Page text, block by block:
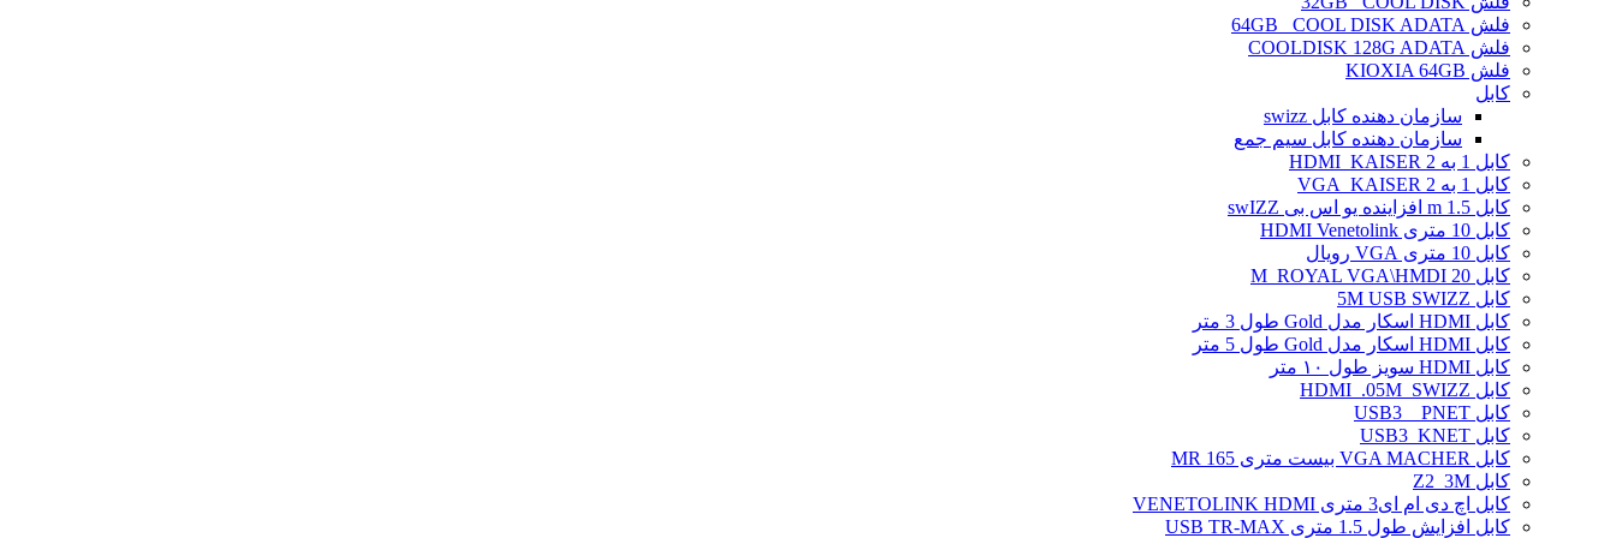
فلش 64GB _COOL DISK ADATA
فلش COOLDISK 128G ADATA
فلش KIOXIA 64GB
کابل
سازمان دهنده کابل swizz
سازمان دهنده کابل سیم جمع
کابل 1 به 2 HDMI_KAISER
کابل 1 به 2 VGA_KAISER
کابل 1.5 m افزاینده یو اس بی swIZZ
کابل 10 متری HDMI Venetolink
کابل 10 متری VGA رویال
کابل 20 M_ROYAL VGA\HMDI
کابل 5M USB SWIZZ
کابل HDMI اسکار مدل Gold طول 3 متر
کابل HDMI اسکار مدل Gold طول 5 متر
کابل HDMI سویز طول ۱۰ متر
کابل HDMI_.05M_SWIZZ
کابل USB3 _ PNET
کابل USB3_KNET
کابل VGA MACHER بیست متری MR 165
کابل Z2_3M
کابل اچ دی ام ای3 متری VENETOLINK HDMI
کابل افزایش طول 1.5 متری USB TR-MAX